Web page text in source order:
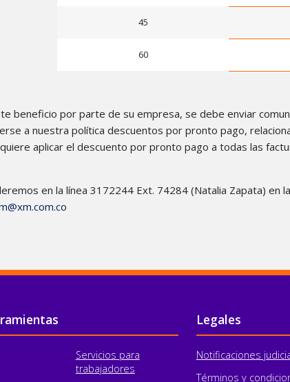
45
60
beneficio por parte de su empresa, se debe enviar
a nuestra política descuentos por pronto pago,
aplicar el descuento por pronto pago a todas las
en la línea 3172244 Ext. 74284 (Natalia Zapata)
Servicios para
trabajadores
Legales
Notificaciones
Términos y